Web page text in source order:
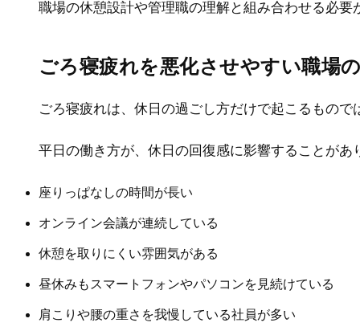
職場の休憩設計や管理職の理解と組み合わせる必要
ごろ寝疲れを悪化させやすい職場
ごろ寝疲れは、休日の過ごし方だけで起こるもので
平日の働き方が、休日の回復感に影響することがあ
座りっぱなしの時間が長い
オンライン会議が連続している
休憩を取りにくい雰囲気がある
昼休みもスマートフォンやパソコンを見続けている
肩こりや腰の重さを我慢している社員が多い